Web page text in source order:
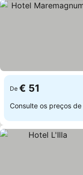
De € 51
Consulte os preços de